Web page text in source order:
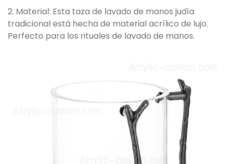
2. Material: Esta taza de lavado de manos judía
tradicional está hecha de material acrílico de lujo.
Perfecto para los rituales de lavado de manos.